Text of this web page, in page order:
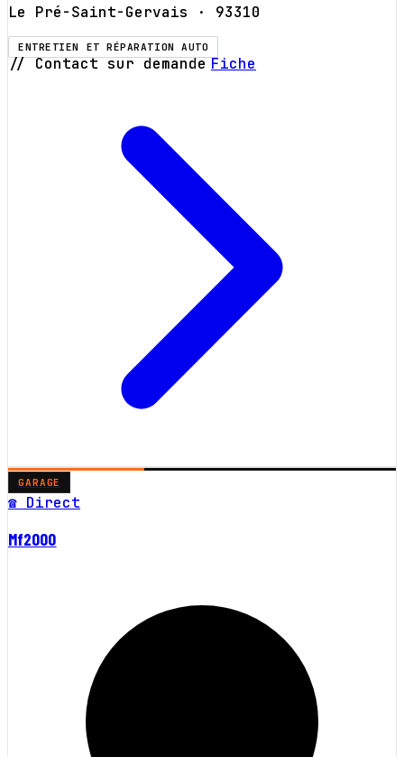
Le Pré-Saint-Gervais · 93310
ENTRETIEN ET RÉPARATION AUTO
// Contact sur demande Fiche
GARAGE
☎ Direct
Mf2000